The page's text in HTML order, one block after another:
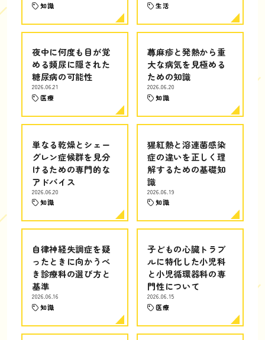
知識 生活
夜中に何度も目が覚
める頻尿に隠された
糖尿病の可能性
2026.06.21
医療
蕁麻疹と発熱から重
大な病気を見極める
ための知識
2026.06.20
知識
単なる乾燥とシェー
グレン症候群を見分
けるための専門的な
アドバイス
2026.06.20
知識
猩紅熱と溶連菌感染
症の違いを正しく理
解するための基礎知
識
2026.06.19
知識
自律神経失調症を疑
ったときに向かうべ
き診療科の選び方と
基準
2026.06.16
知識
子どもの心臓トラブ
ルに特化した小児科
と小児循環器科の専
門性について
2026.06.15
医療